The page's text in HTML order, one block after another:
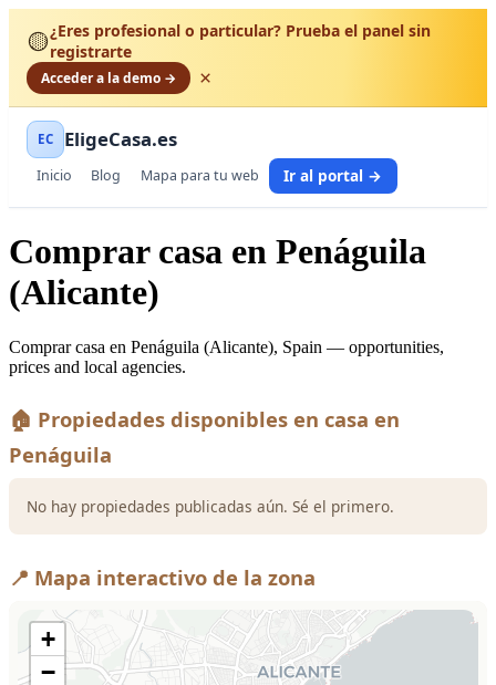
🟡¿Eres profesional o particular? Prueba el panel sin
registrarte
Acceder a la demo → ×
EC EligeCasa.es
Inicio Blog Mapa para tu web Ir al portal →
Comprar casa en Penáguila
(Alicante)
Comprar casa en Penáguila (Alicante), Spain — opportunities,
prices and local agencies.
🏠 Propiedades disponibles en casa en
Penáguila
No hay propiedades publicadas aún. Sé el primero.
📍 Mapa interactivo de la zona